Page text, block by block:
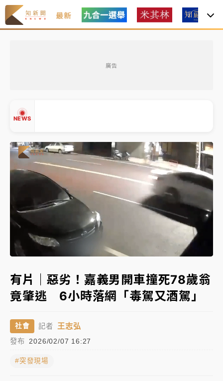
最新
廣告
NEWS
有片｜
連根拔起
中颱白海豚風雨來了！中部以北防豪雨 今晚、明天影
響最劇烈
白海豚逼近！北市水門只出不進 未移置車輛最高罰
4800＋拖吊費
油價持續凍漲！ 中油宣布下周一汽柴油價格維持不變
中颱白海豚進逼！台北喜來登圍籬傾倒砸傷人 民權西
路鷹架倒塌壓2車
連根拔起
中颱白海豚風雨來了！中部以北防豪雨 今晚、明天影
白海豚逼近！北市水門只出不進 未移置車輛最高罰
4800＋拖吊費
▲
Unmute Loaded
100.00%
有片｜惡劣！嘉義男開車撞死78歲翁
竟肇逃 6小時落網「毒駕又酒駕」
社會 記者 王志弘
發布 2026/02/07 16:27
#突發現場